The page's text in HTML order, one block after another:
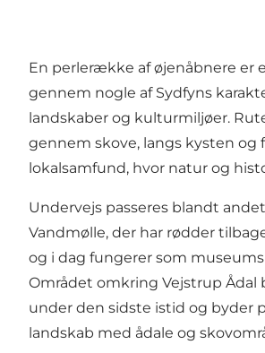
En perlerække af øjenåbnere er
gennem nogle af Sydfyns
landskaber og kulturmiljøer.
gennem skove, langs kysten og
lokalsamfund, hvor natur og
Undervejs passeres blandt
Vandmølle, der har rødder
og i dag fungerer som
Området omkring Vejstrup Ådal
under den sidste istid og byder
landskab med ådale og